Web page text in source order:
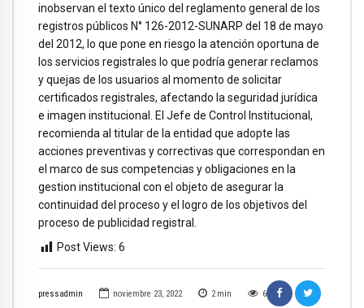
pressadmin noviembre 23, 2022 2 min 6
inobservan el texto único del reglamento general de los
registros públicos N° 126-2012-SUNARP del 18 de mayo
del 2012, lo que pone en riesgo la atención oportuna de
los servicios registrales lo que podría generar reclamos
y quejas de los usuarios al momento de solicitar
certificados registrales, afectando la seguridad jurídica
e imagen institucional. El Jefe de Control Institucional,
recomienda al titular de la entidad que adopte las
acciones preventivas y correctivas que correspondan en
el marco de sus competencias y obligaciones en la
gestion institucional con el objeto de asegurar la
continuidad del proceso y el logro de los objetivos del
proceso de publicidad registral.
Post Views: 6